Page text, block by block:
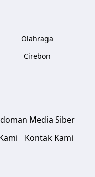
Olahraga
Cirebon
Media Siber
Kontak Kami